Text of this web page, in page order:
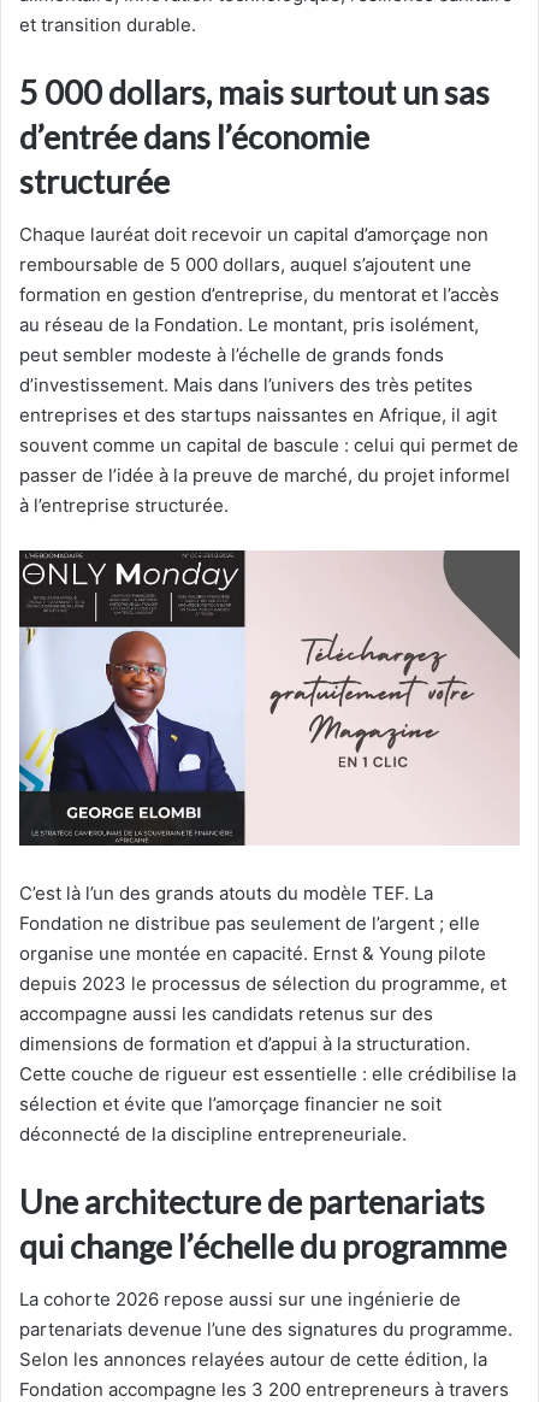
et transition durable.
5 000 dollars, mais surtout un sas
d’entrée dans l’économie
structurée
Chaque lauréat doit recevoir un capital d’amorçage non
remboursable de 5 000 dollars, auquel s’ajoutent une
formation en gestion d’entreprise, du mentorat et l’accès
au réseau de la Fondation. Le montant, pris isolément,
peut sembler modeste à l’échelle de grands fonds
d’investissement. Mais dans l’univers des très petites
entreprises et des startups naissantes en Afrique, il agit
souvent comme un capital de bascule : celui qui permet de
passer de l’idée à la preuve de marché, du projet informel
à l’entreprise structurée.
C’est là l’un des grands atouts du modèle TEF. La
Fondation ne distribue pas seulement de l’argent ; elle
organise une montée en capacité. Ernst & Young pilote
depuis 2023 le processus de sélection du programme, et
accompagne aussi les candidats retenus sur des
dimensions de formation et d’appui à la structuration.
Cette couche de rigueur est essentielle : elle crédibilise la
sélection et évite que l’amorçage financier ne soit
déconnecté de la discipline entrepreneuriale.
Une architecture de partenariats
qui change l’échelle du programme
La cohorte 2026 repose aussi sur une ingénierie de
partenariats devenue l’une des signatures du programme.
Selon les annonces relayées autour de cette édition, la
Fondation accompagne les 3 200 entrepreneurs à travers